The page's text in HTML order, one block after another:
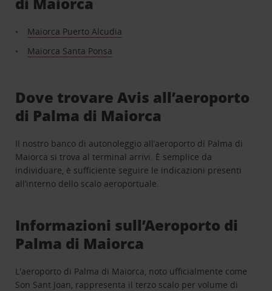
Maiorca Puerto Alcudia
Maiorca Santa Ponsa
Dove trovare Avis all’aeroporto
di Palma di Maiorca
Il nostro banco di autonoleggio all’aeroporto di Palma di
Maiorca si trova al terminal arrivi. È semplice da
individuare, è sufficiente seguire le indicazioni presenti
all’interno dello scalo aeroportuale.
Informazioni sull’Aeroporto di
Palma di Maiorca
L'aeroporto di Palma di Maiorca, noto ufficialmente come
Son Sant Joan, rappresenta il terzo scalo per volume di